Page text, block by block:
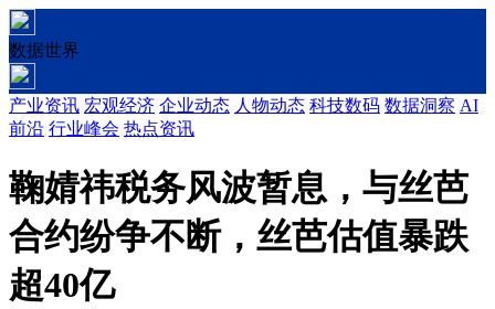
数据世界
产业资讯 宏观经济 企业动态 人物动态 科技数码 数据洞察 AI
前沿 行业峰会 热点资讯
鞠婧祎税务风波暂息，与丝芭
合约纷争不断，丝芭估值暴跌
超40亿